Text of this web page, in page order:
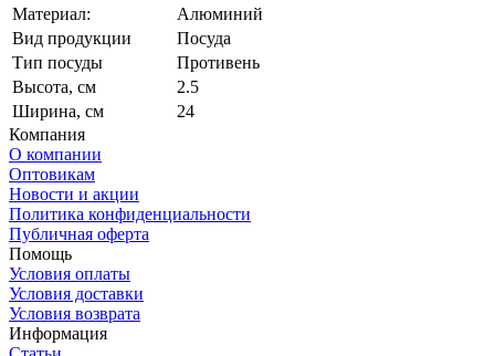
Материал:
Алюминий
Вид продукции
Посуда
Тип посуды
Противень
Высота, см
2.5
Ширина, см
24
Компания
О компании
Оптовикам
Новости и акции
Политика конфиденциальности
Публичная оферта
Помощь
Условия оплаты
Условия доставки
Условия возврата
Информация